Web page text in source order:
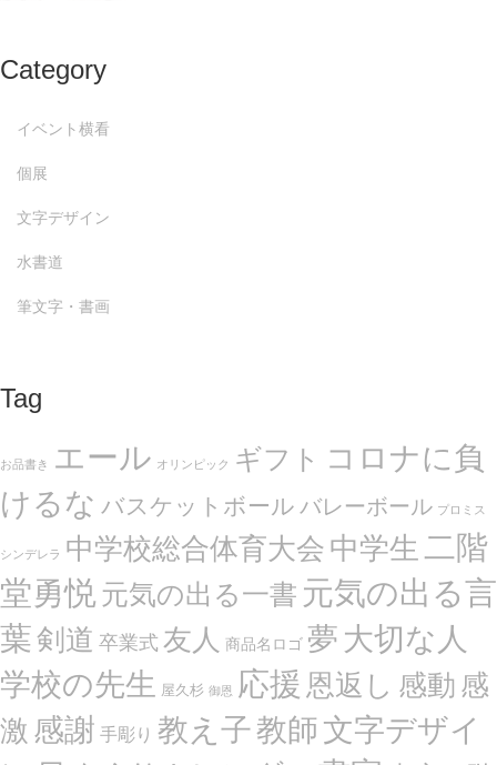
Category
イベント横看
個展
文字デザイン
水書道
筆文字・書画
Tag
お品書き エール オリンピック ギフト コロナに負
けるな バスケットボール バレーボール プロミス
シンデレラ 中学校総合体育大会 中学生 二階
堂勇悦 元気の出る一書 元気の出る言
葉剣道 卒業式 友人 商品名ロゴ 夢 大切な人
学校の先生 屋久杉 御恩 応援 恩返し 感動 感
激 感謝 手彫り 教え子教師文字デザイ